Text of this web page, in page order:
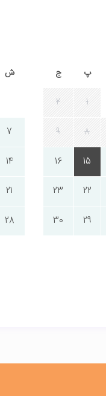
پ ج
1
2
8
9
15
16
22
23
29
30
ش
7
14
21
28